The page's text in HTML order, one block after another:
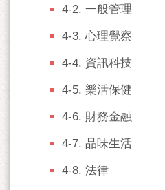
4-2. 一般管理
4-3. 心理覺察
4-4. 資訊科技
4-5. 樂活保健
4-6. 財務金融
4-7. 品味生活
4-8. 法律